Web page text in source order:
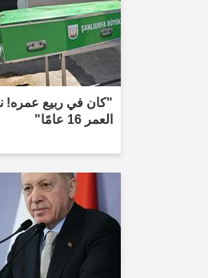
"كان في ربيع عمره!
العمر 16 عامًا"